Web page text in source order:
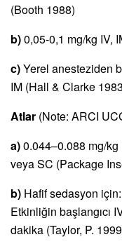
(Booth 1988)
b)0,05-0,1 mg/kg IV,
c)Yerel anesteziden
IM (Hall & Clarke
Atlar (Note: ARCI
a)0.044–0.088 mg/kg
veya SC (Package
b) Hafif sedasyon
Etkinliğin başlangıcı
dakika (Taylor, P.